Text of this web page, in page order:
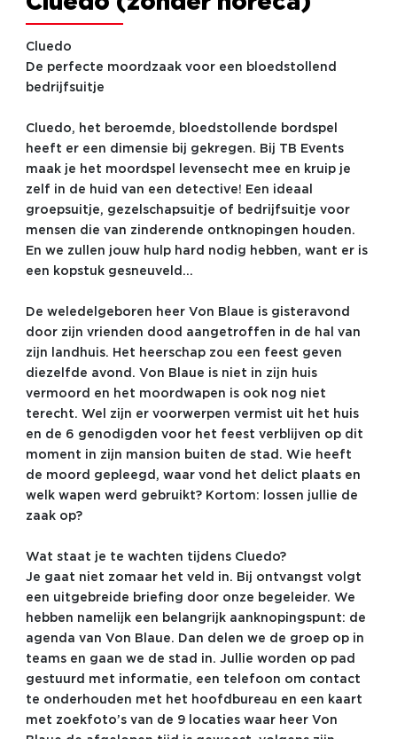
Cluedo
De perfecte moordzaak voor een bloedstollend
bedrijfsuitje
Cluedo, het beroemde, bloedstollende bordspel
heeft er een dimensie bij gekregen. Bij TB Events
maak je het moordspel levensecht mee en kruip je
zelf in de huid van een detective! Een ideaal
groepsuitje, gezelschapsuitje of bedrijfsuitje voor
mensen die van zinderende ontknopingen houden.
En we zullen jouw hulp hard nodig hebben, want er is
een kopstuk gesneuveld...
De weledelgeboren heer Von Blaue is gisteravond
door zijn vrienden dood aangetroffen in de hal van
zijn landhuis. Het heerschap zou een feest geven
diezelfde avond. Von Blaue is niet in zijn huis
vermoord en het moordwapen is ook nog niet
terecht. Wel zijn er voorwerpen vermist uit het huis
en de 6 genodigden voor het feest verblijven op dit
moment in zijn mansion buiten de stad. Wie heeft
de moord gepleegd, waar vond het delict plaats en
welk wapen werd gebruikt? Kortom: lossen jullie de
zaak op?
Wat staat je te wachten tijdens Cluedo?
Je gaat niet zomaar het veld in. Bij ontvangst volgt
een uitgebreide briefing door onze begeleider. We
hebben namelijk een belangrijk aanknopingspunt: de
agenda van Von Blaue. Dan delen we de groep op in
teams en gaan we de stad in. Jullie worden op pad
gestuurd met informatie, een telefoon om contact
te onderhouden met het hoofdbureau en een kaart
met zoekfoto’s van de 9 locaties waar heer Von